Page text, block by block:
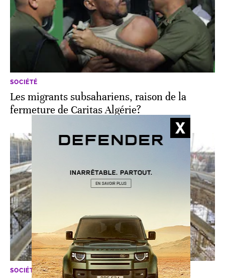
SOCIÉTÉ
Les migrants subsahariens, raison de la
fermeture de Caritas Algérie?
SOCIÉTÉ